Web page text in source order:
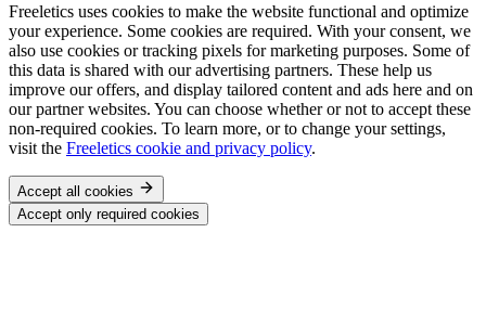
Freeletics uses cookies to make the website functional and optimize
your experience. Some cookies are required. With your consent, we
also use cookies or tracking pixels for marketing purposes. Some of
this data is shared with our advertising partners. These help us
improve our offers, and display tailored content and ads here and on
our partner websites. You can choose whether or not to accept these
non-required cookies. To learn more, or to change your settings,
visit the Freeletics cookie and privacy policy.
Accept all cookies
Accept only required cookies